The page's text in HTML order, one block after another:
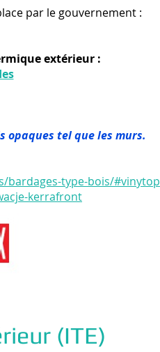
par le gouvernement :
extérieur :
opaques tel que les murs.
type-bois/#vinytop
kerrafront
(ITE)